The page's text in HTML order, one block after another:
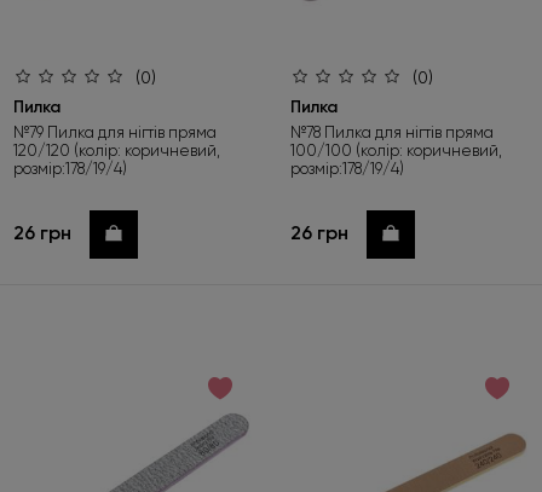
(0)
Пилка
№79 Пилка для нігтів пряма
120/120 (колір: коричневий,
розмір:178/19/4)
26 грн Купити
(0)
Пилка
№78 Пилка для нігтів пряма
100/100 (колір: коричневий,
розмір:178/19/4)
26 грн Купити